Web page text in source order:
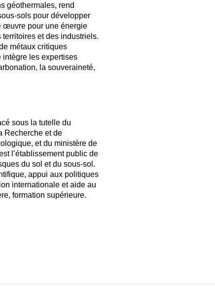
géothermales, rend
sols pour développer
œuvre pour une énergie
et des industriels.
métaux critiques
intègre les expertises
la souveraineté,
sous la tutelle du
Recherche et de
et du ministère de
l’établissement public de
du sol et du sous-sol.
appui aux politiques
internationale et aide au
formation supérieure.